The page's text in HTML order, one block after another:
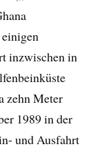
inzwischen in
zehn Meter
1989 in der
und Ausfahrt